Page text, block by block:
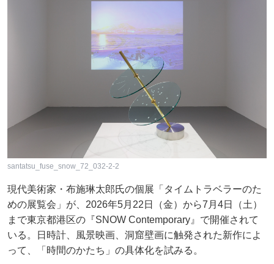
santatsu_fuse_snow_72_032-2-2
現代美術家・布施琳太郎氏の個展「タイムトラベラーのた
めの展覧会」が、2026年5月22日（金）から7月4日（土）
まで東京都港区の『SNOW Contemporary』で開催されて
いる。日時計、風景映画、洞窟壁画に触発された新作によ
って、「時間のかたち」の具体化を試みる。